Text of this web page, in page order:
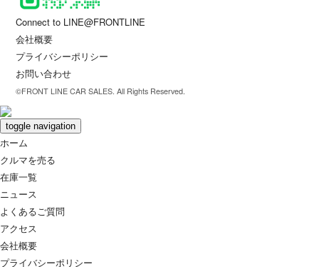
Connect to LINE@FRONTLINE
会社概要
プライバシーポリシー
お問い合わせ
©FRONT LINE CAR SALES. All Rights Reserved.
toggle navigation
ホーム
クルマを売る
在庫一覧
ニュース
よくあるご質問
アクセス
会社概要
プライバシーポリシー